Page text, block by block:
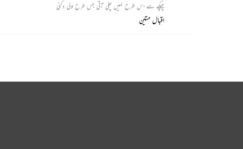
چپکے سے اس طرح نہیں چلی آتی جس طرح ولی دکنی
اقبال متین